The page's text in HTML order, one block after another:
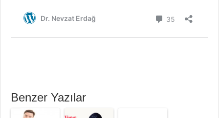
Benzer Yazılar